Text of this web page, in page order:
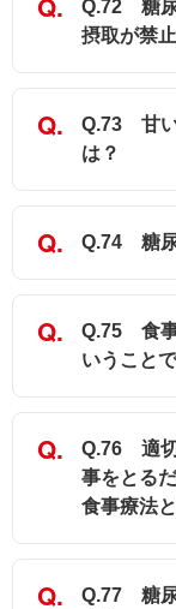
Q.72 糖尿
摂取が禁
Q.73 甘い
は？
Q.74 糖尿
Q.75 食事
いうこと
Q.76 適切
事をとる
食事療法
Q.77 糖尿